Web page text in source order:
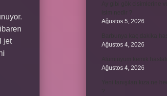
jet
Ağustos 5, 2026
Ağustos 4, 2026
Ağustos 4, 2026